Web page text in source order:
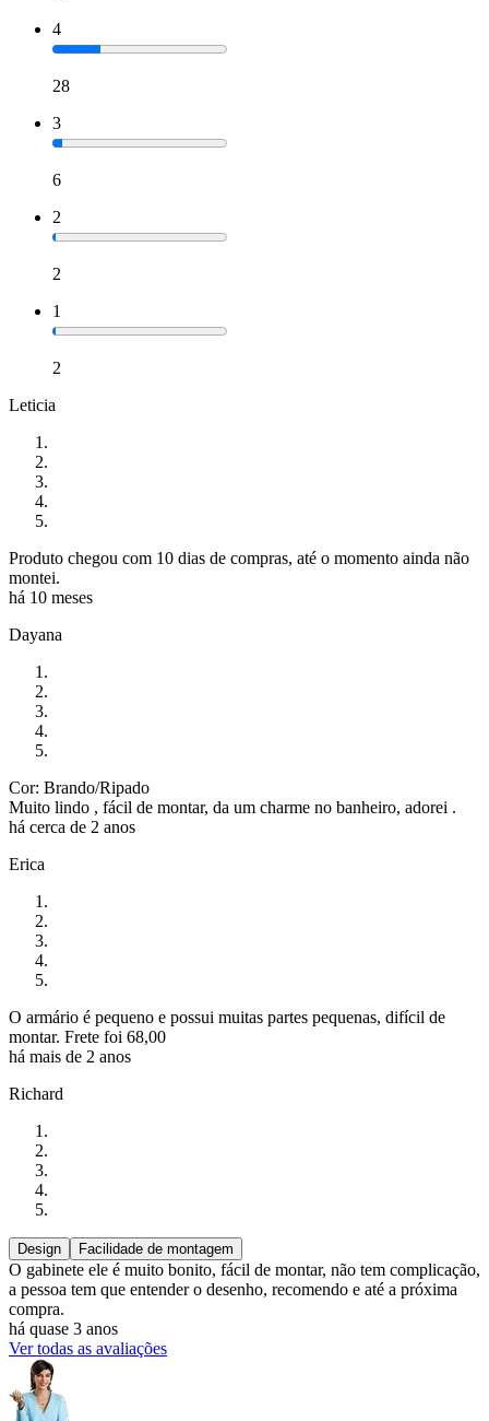
4
28
3
6
2
2
1
2
Leticia
Produto chegou com 10 dias de compras, até o momento ainda não
montei.
há 10 meses
Dayana
Cor: Brando/Ripado
Muito lindo , fácil de montar, da um charme no banheiro, adorei .
há cerca de 2 anos
Erica
O armário é pequeno e possui muitas partes pequenas, difícil de
montar. Frete foi 68,00
há mais de 2 anos
Richard
Design Facilidade de montagem
O gabinete ele é muito bonito, fácil de montar, não tem complicação,
a pessoa tem que entender o desenho, recomendo e até a próxima
compra.
há quase 3 anos
Ver todas as avaliações